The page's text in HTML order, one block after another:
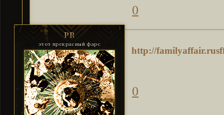
0
PR
этот прекрасный фарс
http://
0